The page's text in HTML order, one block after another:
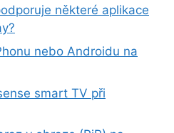
některé aplikace
nebo Androidu na
smart TV při